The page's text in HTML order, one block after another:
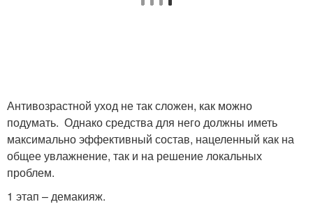
Антивозрастной уход не так сложен, как можно
подумать. Однако средства для него должны иметь
максимально эффективный состав, нацеленный как на
общее увлажнение, так и на решение локальных
проблем.
1 этап – демакияж.